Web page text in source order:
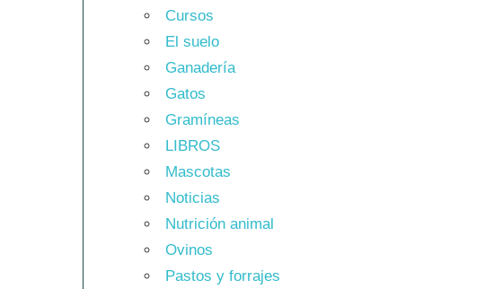
Cursos
El suelo
Ganadería
Gatos
Gramíneas
LIBROS
Mascotas
Noticias
Nutrición animal
Ovinos
Pastos y forrajes